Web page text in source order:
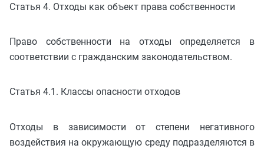
Статья 4. Отходы как объект права собственности
Право собственности на отходы определяется в
соответствии с гражданским законодательством.
Статья 4.1. Классы опасности отходов
Отходы в зависимости от степени негативного
воздействия на окружающую среду подразделяются в